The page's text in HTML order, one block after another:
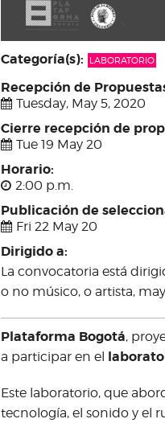
Categoría(s): LABORATORIO
Recepción de
Tuesday, May 5, 2020
Cierre recepción de
Tue 19 May 20
Horario:
2:00 p.m.
Publicación de
Fri 22 May 20
Dirigido a:
La convocatoria está
o no músico, o artista,
Plataforma Bogotá,
a participar en el
Este laboratorio, que
tecnología, el sonido y el